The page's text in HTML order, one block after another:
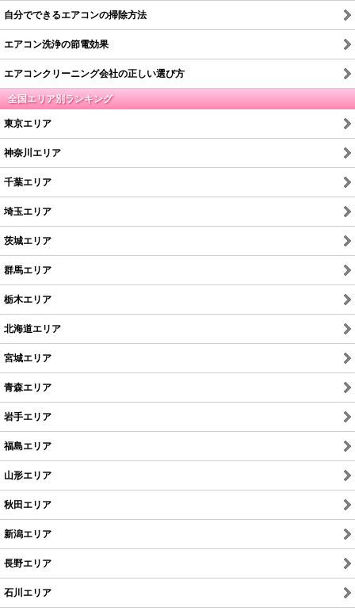
自分でできるエアコンの掃除方法
エアコン洗浄の節電効果
エアコンクリーニング会社の正しい選び方
全国エリア別ランキング
東京エリア
神奈川エリア
千葉エリア
埼玉エリア
茨城エリア
群馬エリア
栃木エリア
北海道エリア
宮城エリア
青森エリア
岩手エリア
福島エリア
山形エリア
秋田エリア
新潟エリア
長野エリア
石川エリア